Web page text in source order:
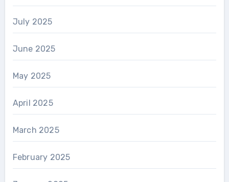
July 2025
June 2025
May 2025
April 2025
March 2025
February 2025